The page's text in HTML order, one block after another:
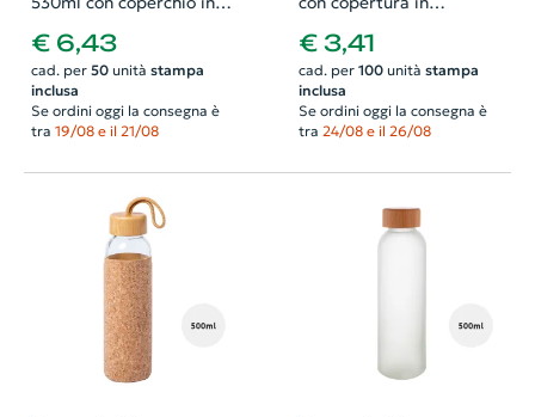
neoprne
€ 6,43
cad. per 50unità stampa
inclusa
Se ordini oggi la consegna è
tra 19/08 e il 21/08
naturale coperchio in
bambù
€ 3,41
cad. per 100unità stampa
inclusa
Se ordini oggi la consegna è
tra 24/08 e il 26/08